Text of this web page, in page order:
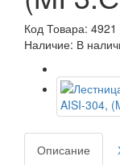
Код Товара: 4921
Наличие: В
Описание